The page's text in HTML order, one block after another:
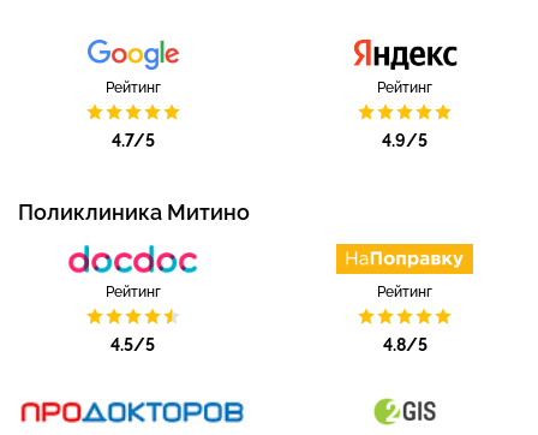
Рейтинг
4.7/5
Рейтинг
4.9/5
Поликлиника Митино
Рейтинг
4.5/5
Рейтинг
4.8/5